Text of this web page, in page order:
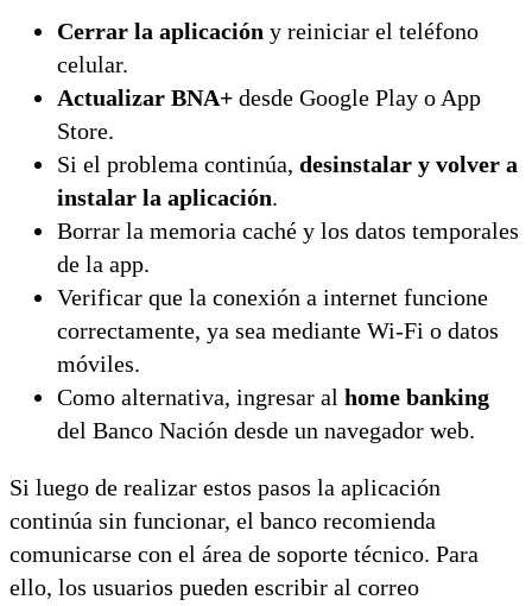
Cerrar la aplicación y reiniciar el teléfono
celular.
Actualizar BNA+ desde Google Play o App
Store.
Si el problema continúa, desinstalar y volver a
instalar la aplicación.
Borrar la memoria caché y los datos temporales
de la app.
Verificar que la conexión a internet funcione
correctamente, ya sea mediante Wi-Fi o datos
móviles.
Como alternativa, ingresar al home banking
del Banco Nación desde un navegador web.
Si luego de realizar estos pasos la aplicación
continúa sin funcionar, el banco recomienda
comunicarse con el área de soporte técnico. Para
ello, los usuarios pueden escribir al correo